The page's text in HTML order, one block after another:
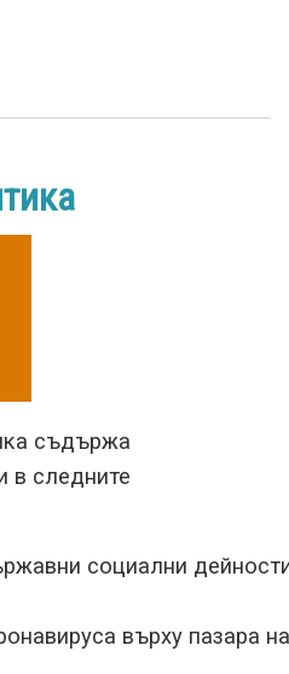
съдържа
в следните
социални
върху пазара на